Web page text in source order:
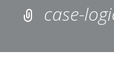
case-